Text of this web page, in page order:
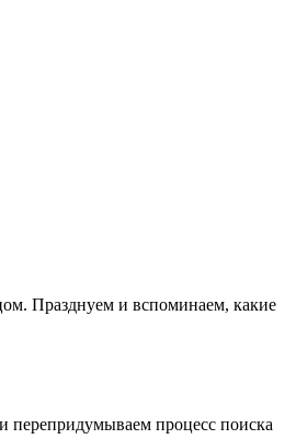
Празднуем и вспоминаем, какие
процесс поиска